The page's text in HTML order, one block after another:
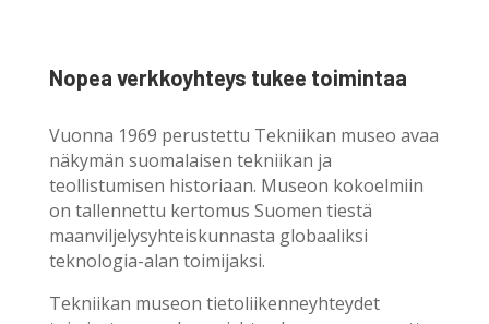
Nopea verkkoyhteys tukee toimintaa
Vuonna 1969 perustettu Tekniikan museo avaa
näkymän suomalaisen tekniikan ja
teollistumisen historiaan. Museon kokoelmiin
on tallennettu kertomus Suomen tiestä
maanviljelysyhteiskunnasta globaaliksi
teknologia-alan toimijaksi.
Tekniikan museon tietoliikenneyhteydet